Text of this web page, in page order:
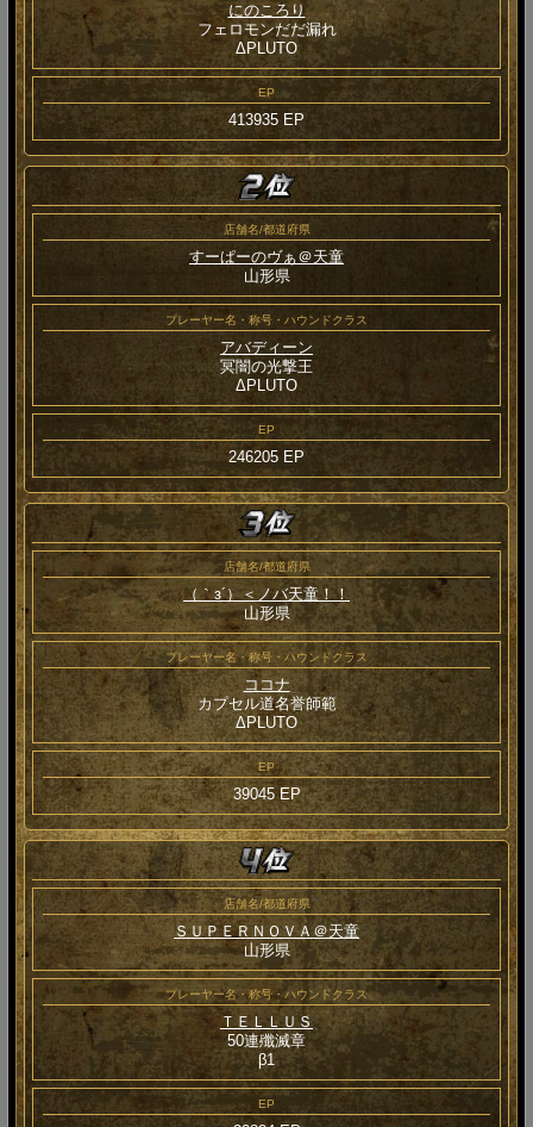
にのころり
フェロモンだだ漏れ
ΔPLUTO
EP
413935 EP
店舗名/都道府県
すーぱーのヴぁ＠天童
山形県
プレーヤー名・称号・ハウンドクラス
アバディーン
冥闇の光撃王
ΔPLUTO
EP
246205 EP
店舗名/都道府県
（｀з´）＜ノバ天童！！
山形県
プレーヤー名・称号・ハウンドクラス
ココナ
カプセル道名誉師範
ΔPLUTO
EP
39045 EP
店舗名/都道府県
ＳＵＰＥＲＮＯＶＡ＠天童
山形県
プレーヤー名・称号・ハウンドクラス
ＴＥＬＬＵＳ
50連殲滅章
β1
EP